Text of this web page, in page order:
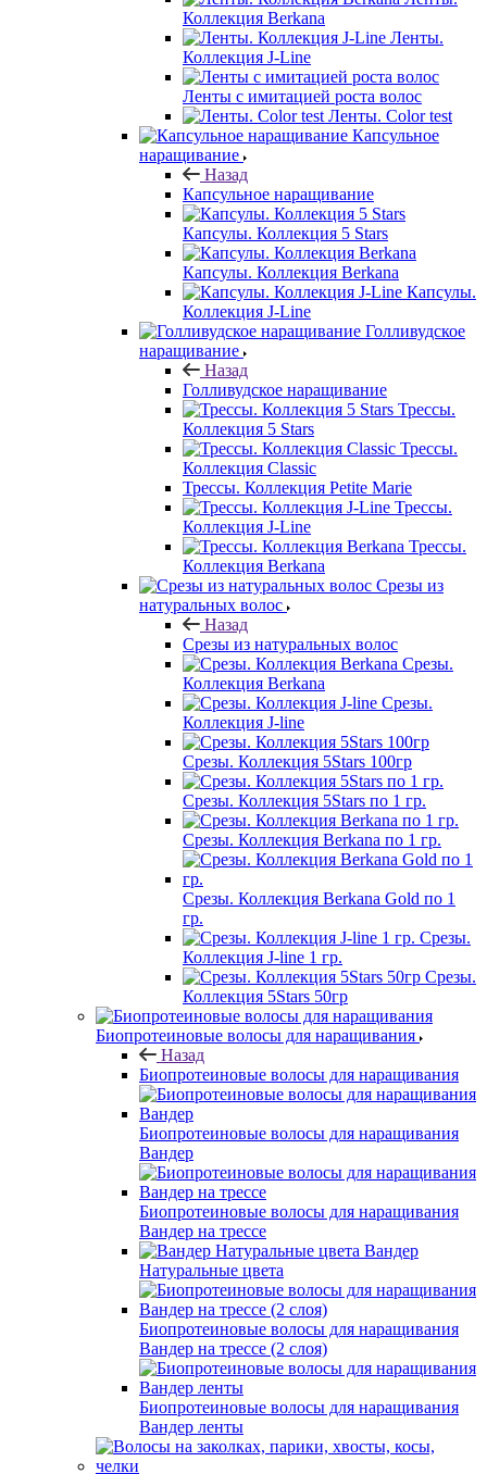
Коллекция Berkana
Ленты.
Коллекция J-Line
Ленты с имитацией роста волос
Ленты. Color test
Капсульное
наращивание
Назад
Капсульное наращивание
Капсулы. Коллекция 5 Stars
Капсулы. Коллекция Berkana
Капсулы.
Коллекция J-Line
Голливудское
наращивание
Назад
Голливудское наращивание
Трессы.
Коллекция 5 Stars
Трессы.
Коллекция Classic
Трессы. Коллекция Petite Marie
Трессы.
Коллекция J-Line
Трессы.
Коллекция Berkana
Срезы из
натуральных волос
Назад
Срезы из натуральных волос
Срезы.
Коллекция Berkana
Срезы.
Коллекция J-line
Срезы. Коллекция 5Stars 100гр
Срезы. Коллекция 5Stars по 1 гр.
Срезы. Коллекция Berkana по 1 гр.
Срезы. Коллекция Berkana Gold по 1
гр.
Срезы.
Коллекция J-line 1 гр.
Срезы.
Коллекция 5Stars 50гр
Биопротеиновые волосы для наращивания
Назад
Биопротеиновые волосы для наращивания
Биопротеиновые волосы для наращивания
Вандер
Биопротеиновые волосы для наращивания
Вандер на трессе
Вандер
Натуральные цвета
Биопротеиновые волосы для наращивания
Вандер на трессе (2 слоя)
Биопротеиновые волосы для наращивания
Вандер ленты